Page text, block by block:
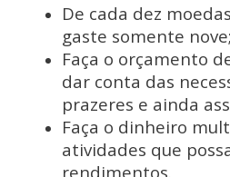
De cada dez
gaste somente nove;
Faça o orçamento
dar conta das
prazeres e ainda
Faça o dinheiro
atividades que
rendimentos.